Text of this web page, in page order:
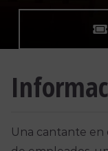
Una cantante en